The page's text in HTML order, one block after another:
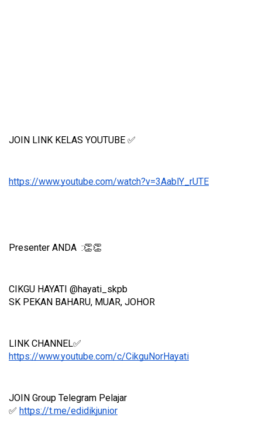
JOIN LINK KELAS YOUTUBE ✅
https://www.youtube.com/watch?v=3AablY_rUTE
Presenter ANDA  :👏👏
CIKGU HAYATI @hayati_skpb
SK PEKAN BAHARU, MUAR, JOHOR
LINK CHANNEL✅
https://www.youtube.com/c/CikguNorHayati
JOIN Group Telegram Pelajar
✅ https://t.me/edidikjunior